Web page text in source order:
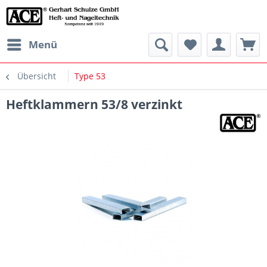
Menü
Übersicht Type 53
Heftklammern 53/8 verzinkt